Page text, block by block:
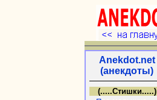
Anekdot.net
(анекдоты)
(.....Стишки.....)